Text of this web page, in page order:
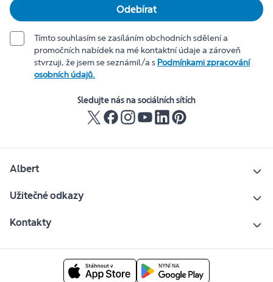
Odebírat
Tímto souhlasím se zasíláním obchodních sdělení a
promočních nabídek na mé kontaktní údaje a zároveň
stvrzuji, že jsem se seznámil/a s Podmínkami zpracování
osobních údajů.
Sledujte nás na sociálních sítích
Albert
Užitečné odkazy
Kontakty